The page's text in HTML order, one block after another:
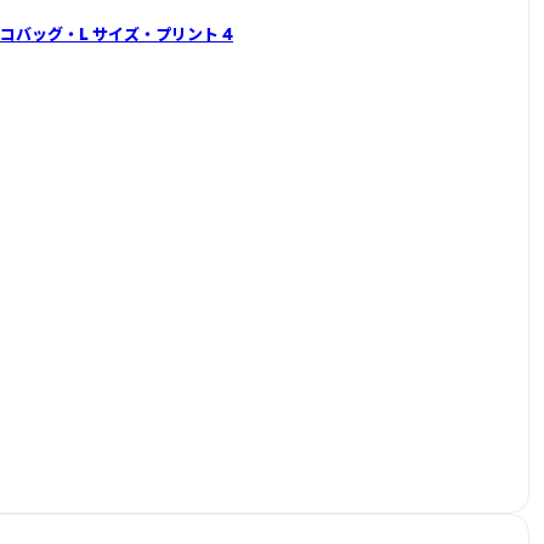
バッグ ・ L サイズ ・ プリント 4